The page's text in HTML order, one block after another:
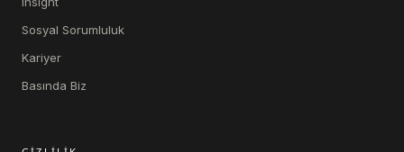
Sosyal Sorumluluk
Kariyer
Basında Biz